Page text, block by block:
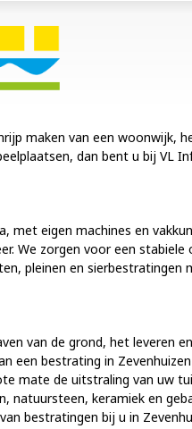
maken van een woonwijk,
dan bent u bij VL
eigen machines en
We zorgen voor een
pleinen en
van de grond, het leveren
een bestrating in
mate de uitstraling van uw
keramiek en
bestratingen bij u in